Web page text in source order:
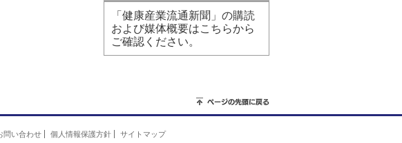
「健康産業流通新聞」の購読
および媒体概要はこちらから
ご確認ください。
問い合わせ 個人情報保護方針 サイトマップ